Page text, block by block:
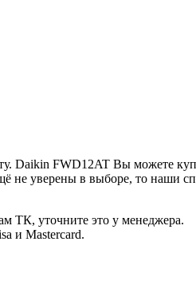
Daikin FWD12AT Вы можете
не уверены в выборе, то наши
ТК, уточните это у менеджера.
и Mastercard.